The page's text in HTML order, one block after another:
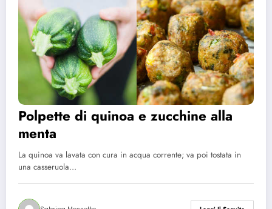
Polpette di quinoa e zucchine alla
menta
La quinoa va lavata con cura in acqua corrente; va poi tostata in
una casseruola…